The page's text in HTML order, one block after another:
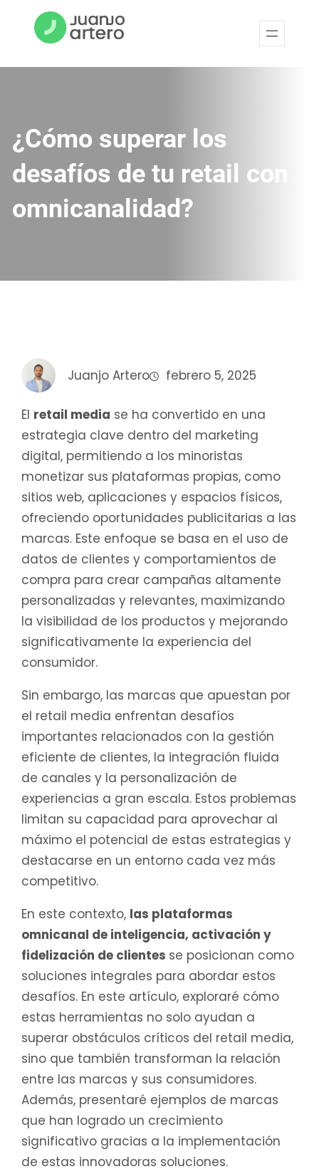
¿Cómo superar los
desafíos de tu retail con
omnicanalidad?
Juanjo Artero febrero 5, 2025
El retail media se ha convertido en una
estrategia clave dentro del marketing
digital, permitiendo a los minoristas
monetizar sus plataformas propias, como
sitios web, aplicaciones y espacios físicos,
ofreciendo oportunidades publicitarias a las
marcas. Este enfoque se basa en el uso de
datos de clientes y comportamientos de
compra para crear campañas altamente
personalizadas y relevantes, maximizando
la visibilidad de los productos y mejorando
significativamente la experiencia del
consumidor.
Sin embargo, las marcas que apuestan por
el retail media enfrentan desafíos
importantes relacionados con la gestión
eficiente de clientes, la integración fluida
de canales y la personalización de
experiencias a gran escala. Estos problemas
limitan su capacidad para aprovechar al
máximo el potencial de estas estrategias y
destacarse en un entorno cada vez más
competitivo.
En este contexto, las plataformas
omnicanal de inteligencia, activación y
fidelización de clientes se posicionan como
soluciones integrales para abordar estos
desafíos. En este artículo, exploraré cómo
estas herramientas no solo ayudan a
superar obstáculos críticos del retail media,
sino que también transforman la relación
entre las marcas y sus consumidores.
Además, presentaré ejemplos de marcas
que han logrado un crecimiento
significativo gracias a la implementación
de estas innovadoras soluciones.